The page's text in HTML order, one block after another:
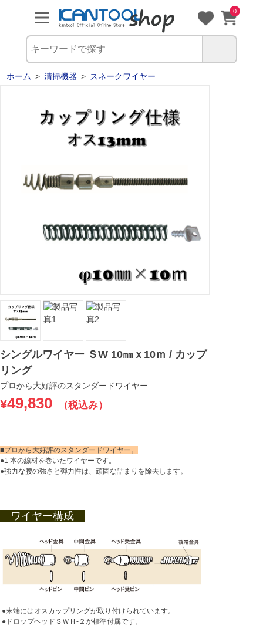
0
ホーム > 清掃機器 > スネークワイヤー
シングルワイヤー ＳW 10㎜ｘ10ｍ / カップ
リング
プロから大好評のスタンダードワイヤー
¥49,830 （税込み）
■プロから大好評のスタンダードワイヤー。
●1 本の線材を巻いたワイヤーです。
●強力な腰の強さと弾力性は、頑固な詰まりを除去します。
ワイヤー構成
●末端にはオスカップリングが取り付けられています。
●ドロップヘッドＳＷＨ-２が標準付属です。